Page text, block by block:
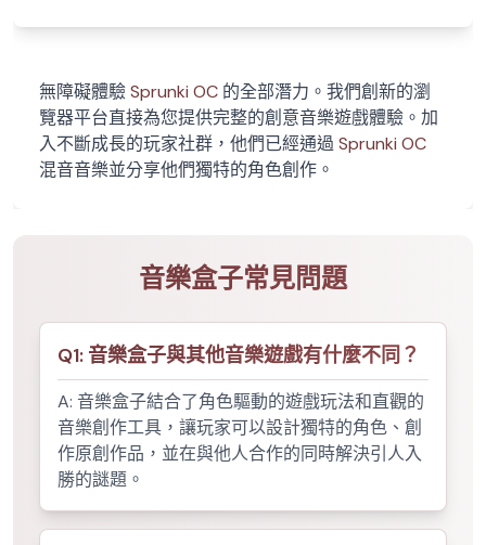
無障礙體驗Sprunki OC 的全部潛力。我們創新的瀏
覽器平台直接為您提供完整的創意音樂遊戲體驗。加
入不斷成長的玩家社群，他們已經通過 Sprunki OC
混音音樂並分享他們獨特的角色創作。
音樂盒子常見問題
Q1: 音樂盒子與其他音樂遊戲有什麼不同？
A: 音樂盒子結合了角色驅動的遊戲玩法和直觀的
音樂創作工具，讓玩家可以設計獨特的角色、創
作原創作品，並在與他人合作的同時解決引人入
勝的謎題。